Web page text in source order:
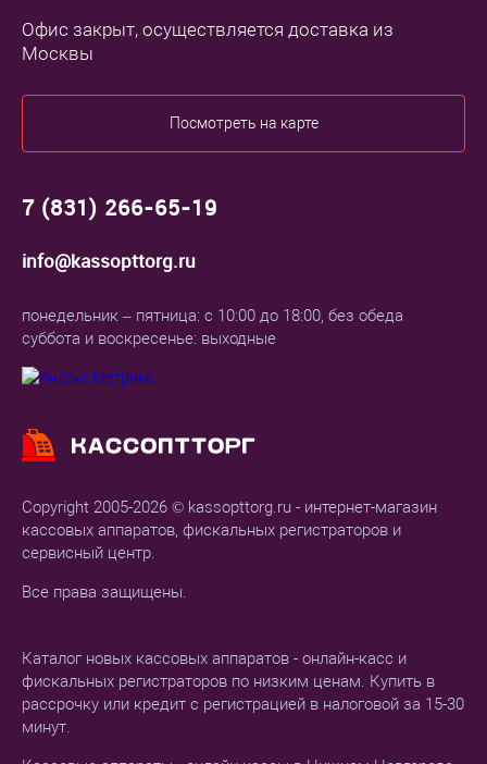
Copyright 2005-2026 © kassopttorg.ru - интернет-магазин
кассовых аппаратов, фискальных регистраторов и
сервисный центр.
Все права защищены.
Каталог новых кассовых аппаратов - онлайн-касс и
фискальных регистраторов по низким ценам. Купить в
рассрочку или кредит с регистрацией в налоговой за 15-30
минут.
Офис закрыт, осуществляется доставка из
Москвы
Посмотреть на карте
7 (831) 266-65-19
info@kassopttorg.ru
понедельник – пятница: с 10:00 до 18:00, без обеда
суббота и воскресенье: выходные